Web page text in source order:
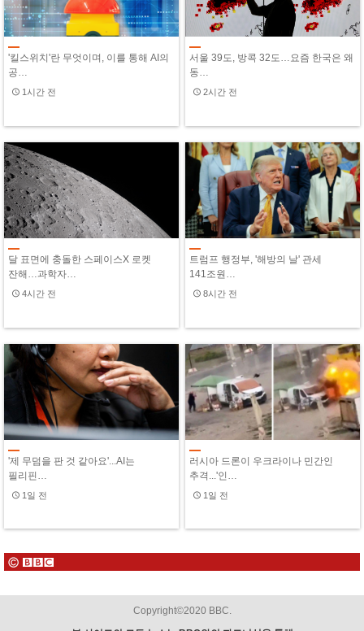
'킬스위치'란 무엇이며, 이를 통해 AI의
공…
1시간 전
서울 39도, 방콕 32도…요즘 한국은 왜
동…
2시간 전
달 표면에 충돌한 스페이스X 로켓
잔해…과학자…
4시간 전
트럼프 행정부, '해방의 날' 관세
141조원…
8시간 전
'제 무덤을 판 것 같아요'...AI는
필리핀…
1일 전
러시아 드론이 우크라이나 민간인
추격...'인…
1일 전
Copyright©2020 BBC.